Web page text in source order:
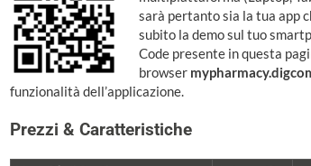
sarà pertanto sia la tua app
subito la demo sul tuo
Code presente in questa
browser
funzionalità dell’applicazione.
Prezzi & Caratteristiche